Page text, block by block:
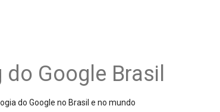
do Google Brasil
do Google no Brasil e no mundo